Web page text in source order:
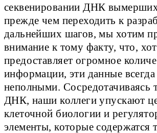
секвенировании ДНК
прежде чем переходить к
дальнейших шагов, мы хотим
внимание к тому факту, что,
предоставляет огромное
информации, эти данные всегда
неполными. Сосредотачиваясь
ДНК, наши коллеги упускают
клеточной биологии и
элементы, которые содержатся